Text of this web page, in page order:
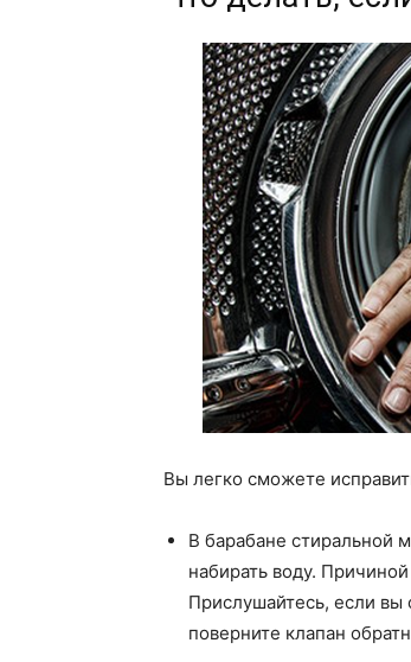
Вы легко сможете
В барабане стиральной
набирать воду.
Прислушайтесь, если вы
поверните клапан